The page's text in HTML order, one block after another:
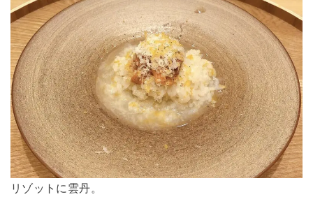
リゾットに雲丹。